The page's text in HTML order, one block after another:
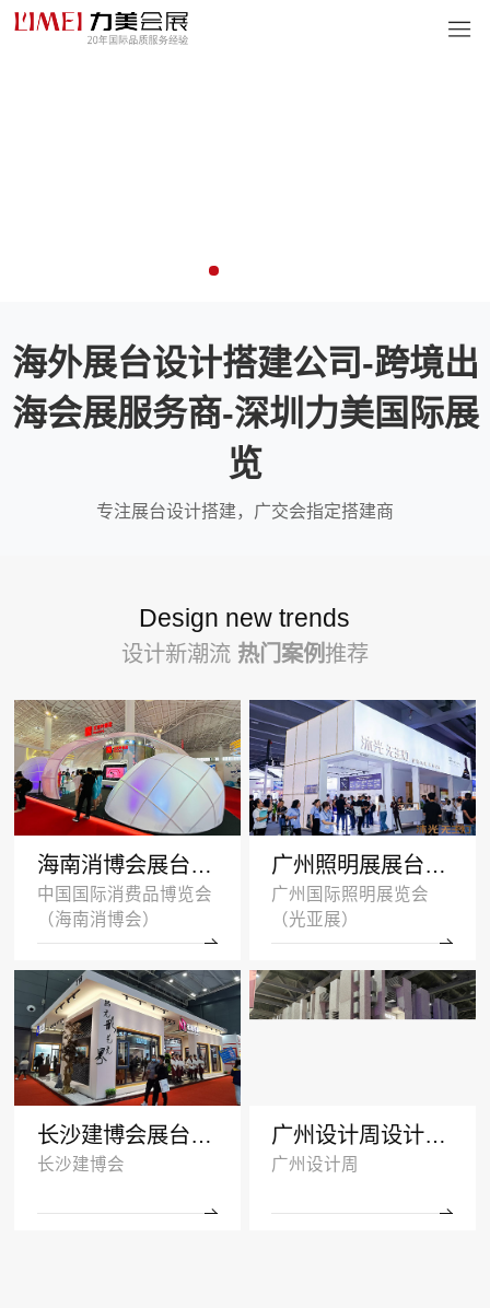
海外展台设计搭建公司-跨境出
海会展服务商-深圳力美国际展
览
专注展台设计搭建，广交会指定搭建商
Design new trends
设计新潮流 热门案例 推荐
海南消博会展台设计搭建案例-王府井集团-深圳展示设计公司
中国国际消费品博览会
（海南消博会）
广州照明展展台设计搭建案例 -沐光无主灯
广州国际照明展览会
（光亚展）
长沙建博会展台搭建案例-诺拓铝材
长沙建博会
广州设计周设计搭建案例-卡布奇诺瓷砖
广州设计周